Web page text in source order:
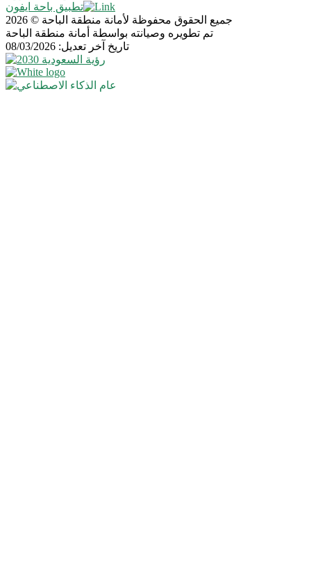
تطبيق باحة ايفون
جميع الحقوق محفوظة لأمانة منطقة الباحة © 2026
تم تطويره وصيانته بواسطة أمانة منطقة الباحة
تاريخ آخر تعديل: 08/03/2026